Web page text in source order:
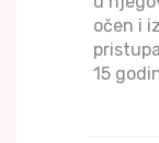
očen i
15